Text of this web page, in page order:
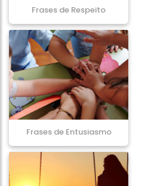
Frases de Respeito
Frases de Entusiasmo